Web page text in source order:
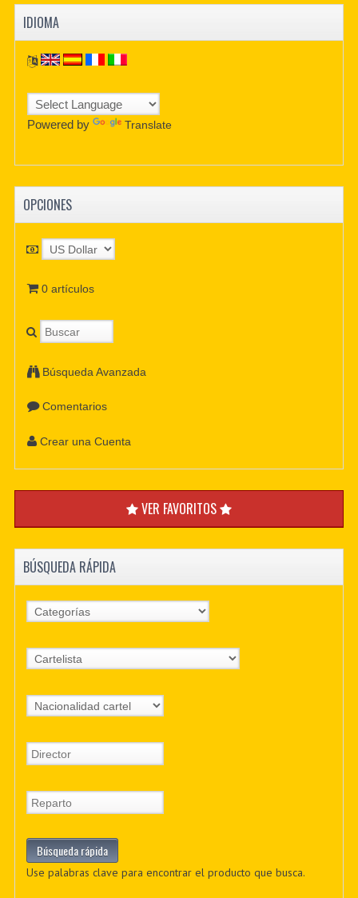
IDIOMA
Powered by Translate
OPCIONES
0 artículos
Búsqueda Avanzada
Comentarios
Crear una Cuenta
VER FAVORITOS
BÚSQUEDA RÁPIDA
Use palabras clave para encontrar el producto que busca.